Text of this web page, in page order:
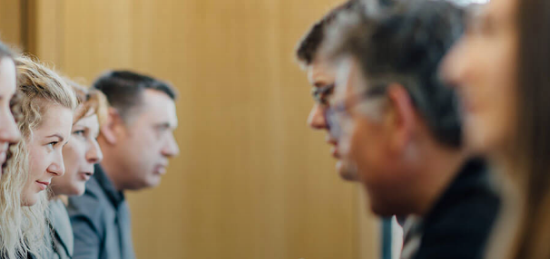
INITIATIVES
DURABLES
TOUS
UNE
BONNE
RAISON
D’AGIR